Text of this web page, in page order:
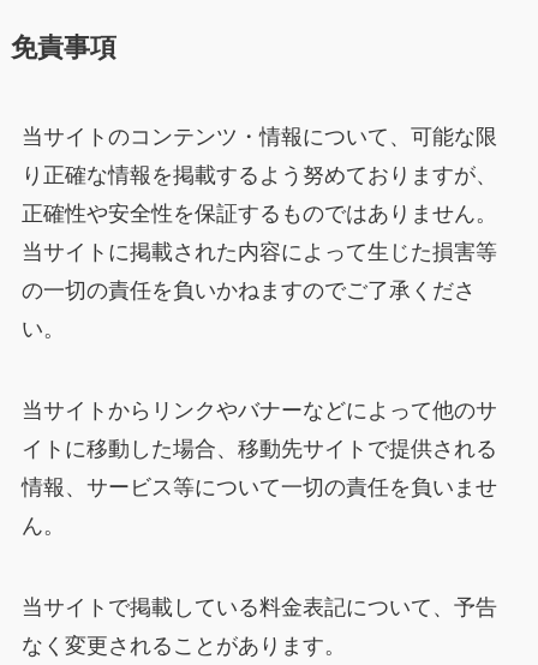
免責事項
当サイトのコンテンツ・情報について、可能な限
り正確な情報を掲載するよう努めておりますが、
正確性や安全性を保証するものではありません。
当サイトに掲載された内容によって生じた損害等
の一切の責任を負いかねますのでご了承くださ
い。
当サイトからリンクやバナーなどによって他のサ
イトに移動した場合、移動先サイトで提供される
情報、サービス等について一切の責任を負いませ
ん。
当サイトで掲載している料金表記について、予告
なく変更されることがあります。